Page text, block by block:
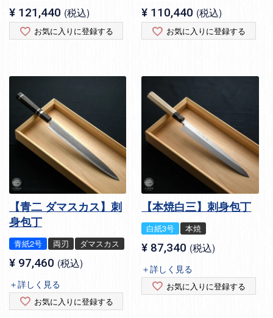
¥ 121,440 税込
お気に入りに登録する
¥ 110,440 税込
お気に入りに登録する
【青二 ダマスカス】刺
身包丁
青紙2号 両刃 ダマスカス
¥ 97,460 税込
＋詳しく見る
お気に入りに登録する
【本焼白三】刺身包丁
白紙3号 本焼
¥ 87,340 税込
＋詳しく見る
お気に入りに登録する